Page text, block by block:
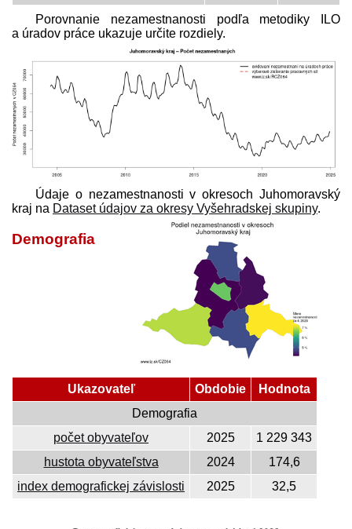
Porovnanie nezamestnanosti podľa metodiky ILO
a úradov práce ukazuje určite rozdiely.
Údaje o nezamestnanosti v okresoch Juhomoravský
kraj na Dataset údajov za okresy Vyšehradskej skupiny.
Demografia
Ukazovateľ Obdobie
Hodnota
Demografia
počet obyvateľov
2025
1 229 343
hustota obyvateľstva
2024
174,6
index demografickej závislosti
2025 32,5